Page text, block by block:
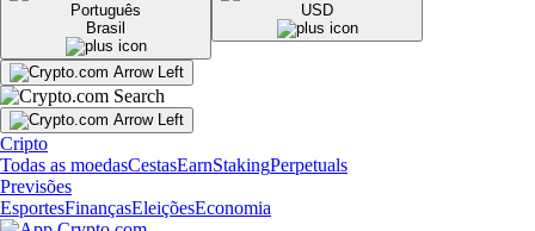
Português
Brasil
USD
Cripto
Todas as moedasCestasEarnStakingPerpetuals
Previsões
EsportesFinançasEleiçõesEconomia